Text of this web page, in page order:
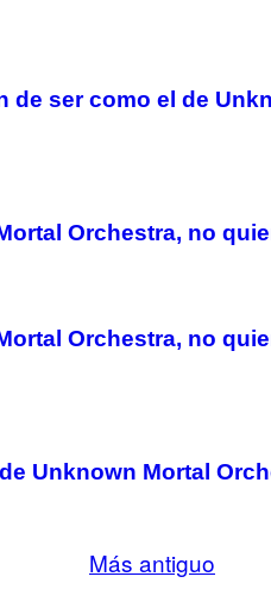
ser como el de
Orchestra, no
Orchestra, no
Unknown Mortal
Más antiguo